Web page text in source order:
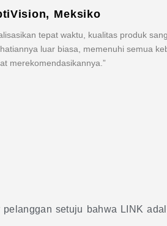
Meksiko
tepat waktu, kualitas produk
luar biasa, memenuhi semua
merekomendasikannya.”
setuju bahwa LINK